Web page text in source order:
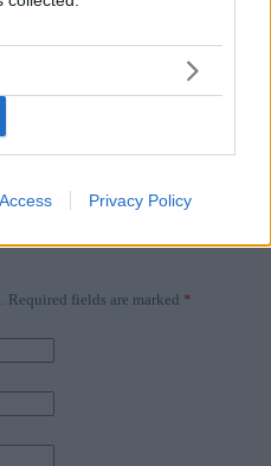
Privacy Policy
americani
sua visione per il
era incentrata sulle
proteggendo la
stati uniti
ungheria
Required fields are marked *